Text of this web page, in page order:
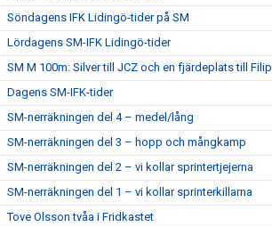
Söndagens IFK Lidingö-tider på SM
Lördagens SM-IFK Lidingö-tider
SM M 100m: Silver till JCZ och en fjärdeplats till Filip
Dagens SM-IFK-tider
SM-nerräkningen del 4 – medel/lång
SM-nerräkningen del 3 – hopp och mångkamp
SM-nerräkningen del 2 – vi kollar sprintertjejerna
SM-nerräkningen del 1 – vi kollar sprinterkillarna
Tove Olsson tvåa i Fridkastet